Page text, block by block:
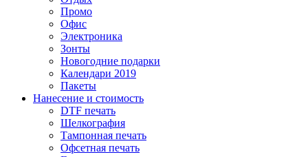
Промо
Офис
Электроника
Зонты
Новогодние подарки
Календари 2019
Пакеты
Нанесение и стоимость
DTF печать
Шелкография
Тампонная печать
Офсетная печать